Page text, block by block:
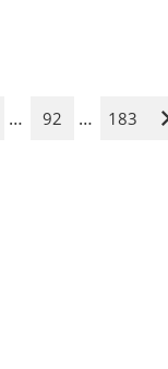
… 92 … 183